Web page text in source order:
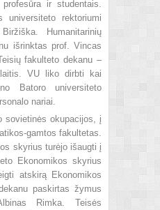
ir studentais.
rektoriumi
Humanitarinių
išrinktas prof. Vincas
fakulteto dekanu –
VU liko dirbti kai
Batoro universiteto
nariai.
sovietinės okupacijos, į
gamtos fakultetas.
skyrius turėjo išaugti į
Ekonomikos skyrius
atskirą Ekonomikos
paskirtas žymus
Rimka. Teisės